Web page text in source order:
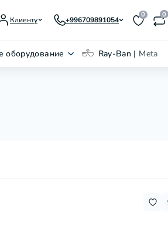
Клиенту +996709891054
0 0
оборудование Ray-Ban | Meta